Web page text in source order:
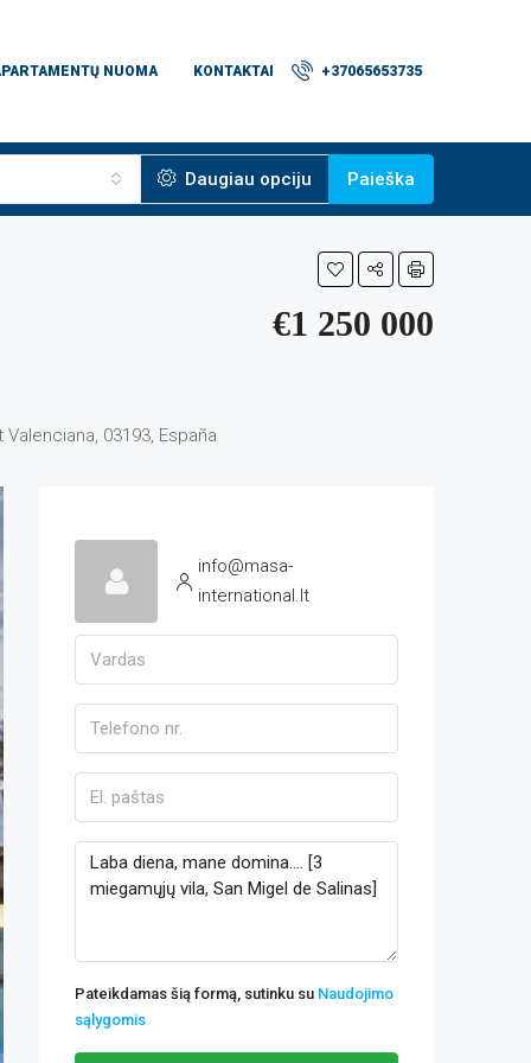
NUOMA KONTAKTAI +37065653735
Daugiau opciju Paieška
€1 250 000
03193, España
info@masa-
international.lt
Pateikdamas šią formą, sutinku su Naudojimo
sąlygomis